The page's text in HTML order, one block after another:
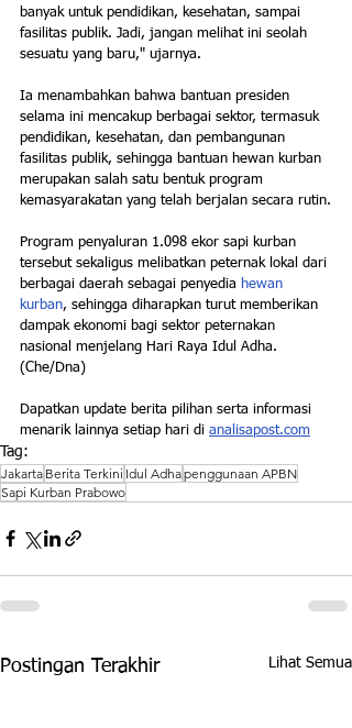
banyak untuk pendidikan, kesehatan, sampai
fasilitas publik. Jadi, jangan melihat ini seolah
sesuatu yang baru," ujarnya.
Ia menambahkan bahwa bantuan presiden
selama ini mencakup berbagai sektor, termasuk
pendidikan, kesehatan, dan pembangunan
fasilitas publik, sehingga bantuan hewan kurban
merupakan salah satu bentuk program
kemasyarakatan yang telah berjalan secara rutin.
Program penyaluran 1.098 ekor sapi kurban
tersebut sekaligus melibatkan peternak lokal dari
berbagai daerah sebagai penyedia hewan
kurban, sehingga diharapkan turut memberikan
dampak ekonomi bagi sektor peternakan
nasional menjelang Hari Raya Idul Adha.
(Che/Dna)
Dapatkan update berita pilihan serta informasi
menarik lainnya setiap hari di analisapost.com
Tag:
Jakarta Berita Terkini Idul Adhapenggunaan APBN
Sapi Kurban Prabowo
Postingan Terakhir Lihat Semua